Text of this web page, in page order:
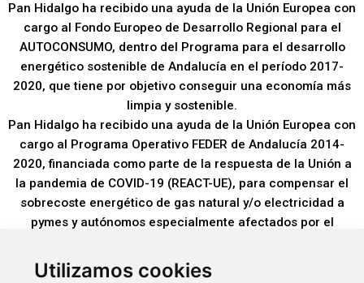
Utilizamos cookies
Pan Hidalgo ha recibido una ayuda de la Unión Europea con
cargo al Fondo Europeo de Desarrollo Regional para el
AUTOCONSUMO, dentro del Programa para el desarrollo
energético sostenible de Andalucía en el período 2017-
2020, que tiene por objetivo conseguir una economía más
limpia y sostenible.
Pan Hidalgo ha recibido una ayuda de la Unión Europea con
cargo al Programa Operativo FEDER de Andalucía 2014-
2020, financiada como parte de la respuesta de la Unión a
la pandemia de COVID-19 (REACT-UE), para compensar el
sobrecoste energético de gas natural y/o electricidad a
pymes y autónomos especialmente afectados por el
provocados por el impacto de la guerra de agresión de